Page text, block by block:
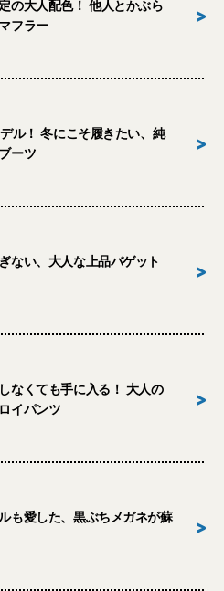
の大人配色！ 他人とかぶら
フラー
>
ル！ 冬にこそ履きたい、純
ーツ
>
ない、大人な上品バゲット
>
なくても手に入る！ 大人の
イパンツ
>
も愛した、黒ぶちメガネが蘇
>